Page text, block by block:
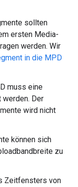
sollten
ersten Media-
werden. Wir
in die MPD
muss eine
werden. Der
wird nicht
können sich
zu
Zeitfensters von